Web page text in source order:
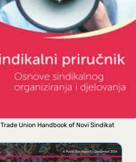
Trade Union Handbook of Novi Sindikat